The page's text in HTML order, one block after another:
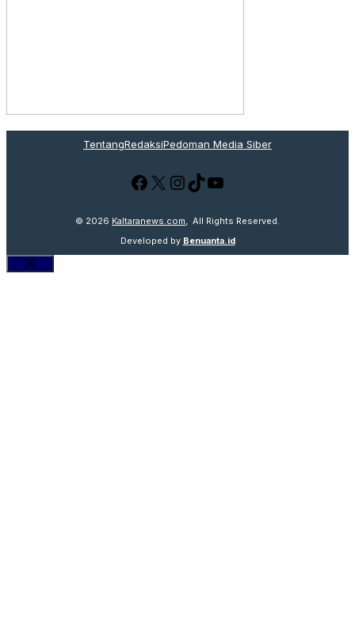
TentangRedaksiPedoman Media Siber
Facebook
X Instagram
TikTok
YouTube
© 2026 Kaltaranews.com , All Rights Reserved.
Developed by Benuanta.id
Close